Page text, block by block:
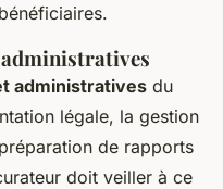
administratives
administratives du
légale, la gestion
de rapports
doit veiller à ce